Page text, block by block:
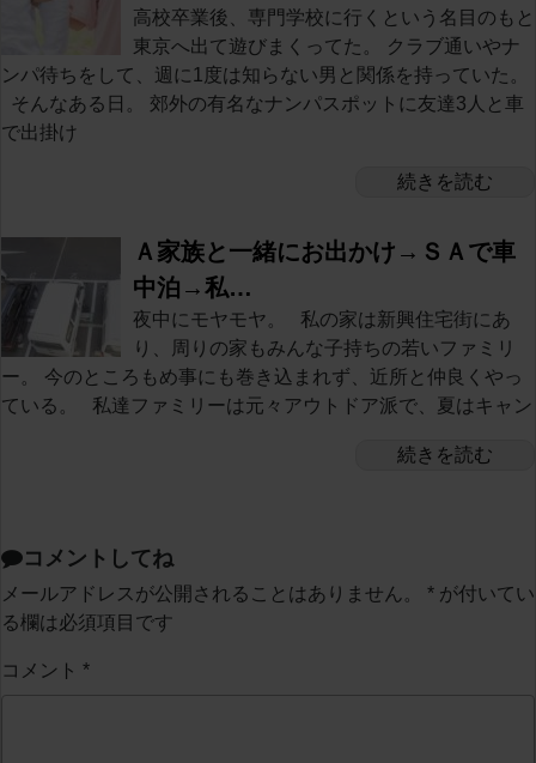
高校卒業後、専門学校に行くという名目のもと
東京へ出て遊びまくってた。 クラブ通いやナ
ンパ待ちをして、週に1度は知らない男と関係を持っていた。
そんなある日。 郊外の有名なナンパスポットに友達3人と車
で出掛け
続きを読む
Ａ家族と一緒にお出かけ→ＳＡで車
中泊→私…
夜中にモヤモヤ。 私の家は新興住宅街にあ
り、周りの家もみんな子持ちの若いファミリ
ー。 今のところもめ事にも巻き込まれず、近所と仲良くやっ
ている。 私達ファミリーは元々アウトドア派で、夏はキャン
続きを読む
コメントしてね
メールアドレスが公開されることはありません。 * が付いてい
る欄は必須項目です
コメント *